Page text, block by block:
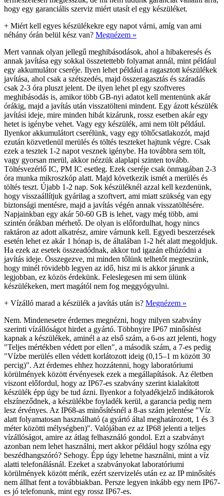
hogy egy garanciális szerviz miért utasít el egy készüléket.
+ Miért kell egyes készülékekre egy napot várni, amíg van ami
néhány órán belül kész van? Megnézem »
Mert vannak olyan jellegű meghibásodások, ahol a hibakeresés és
annak javítása egy sokkal összetettebb folyamat annál, mint például
egy akkumulátor cseréje. Ilyen lehet például a ragasztott készülékek
javítása, ahol csak a szétszedés, majd összeragasztás és száradás
csak 2-3 óra pluszt jelent. De ilyen lehet pl egy szoftveres
meghibásodás is, amikor több GB-nyi adatot kell mentenünk akár
órákig, majd a javítás után visszatölteni mindent. Egy ázott készülék
javítási ideje, mire minden hibát kizárunk, rossz esetben akár egy
hetet is igénybe vehet. Vagy egy készülék, ami nem tölt például.
Ilyenkor akkumulátort cserélünk, vagy egy töltőcsatlakozót, majd
ezután közvetlenül merülés és töltés teszteket hajtunk végre. Csak
ezek a tesztek 1-2 napot vesznek igénybe. Ha továbbra sem tölt,
vagy gyorsan merül, akkor nézzük alaplapi szinten tovább.
Töltésvezérlő IC, PM IC esetleg. Ezek cseréje csak önmagában 2-3
óra munka mikroszkóp alatt. Majd következik ismét a merülés és
töltés teszt. Újabb 1-2 nap. Sok készüléknél azzal kell kezdenünk,
hogy visszaállítjuk gyárilag a szoftvert, ami miatt szükség van egy
biztonsági mentésre, majd a javítás végén annak visszatöltésére.
Napjainkban egy akár 50-60 GB is lehet, vagy még több, ami
szintén órákban mérhető. De olyan is előfordulhat, hogy nincs
raktáron az adott alkatrész, amire várnunk kell. Egyedi beszerzések
esetén lehet ez akár 1 hónap is, de általában 1-2 hét alatt megoldjuk.
Ha ezek az esetek összeadódnak, akkor tud igazán elhúzódni a
javítás ideje. Összegezve, mi minden tőlünk telhetőt megteszünk,
hogy minél rövidebb legyen az idő, hisz mi is akkor járunk a
legjobban, ez közös érdekünk. Feleslegesen mi sem ülünk
készülékeken, mert magától nem fog meggyógyulni.
+ Vízálló marad a készülék a javítás után is? Megnézem »
Nem. Mindenesetre érdemes megnézni, hogy milyen szabvány
szerinti vízállóságot hirdet a gyártó. Többnyire IP67 minősítést
kapnak a készülékek, aminél a az első szám, a 6-os azt jelenti, hogy
"Teljes mértékben védett por ellen", a második szám, a 7-es pedig
"Vízbe merülés ellen védett korlátozott ideig (0,15–1 m között 30
percig)". Azt érdemes ehhez hozzátenni, hogy laboratóriumi
körülmények között érvényesek ezek a megállapítások. Az életben
viszont előfordul, hogy az IP67-es szabvány szerint kialakított
készülék épp úgy be tud ázni. Ilyenkor a folyadékjelző indikátorok
elszíneződnek, a készülékbe foyladék kerül, a garancia pedig nem
lesz érvényes. Az IP68-as minősítésnél a 8-as szám jelentése "Víz
alatt folyamatosan használható (a gyártó által meghatározott, 1 és 3
méter közötti mélységben)". Valójában ez az IP68 jelenti a teljes
vízállóságot, amire az átlag felhasználó gondol. Ezt a szabványt
azonban nem lehet használni, mert akkor például hogy szólna egy
beszédhangszóró? Sehogy. Épp úgy lehetne használni, mint a víz
alatti telefonálásnál. Ezeket a szabványokat laboratóriumi
körülmények között mérik, ezért szervizelés után ez az IP minősítés
nem állhat fent a továbbiakban. Persze legyen inkább egy nem IP67-
es jó telefonunk, mint egy rossz IP67-es.